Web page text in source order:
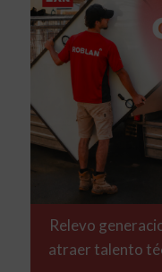
Relevo
atraer talento